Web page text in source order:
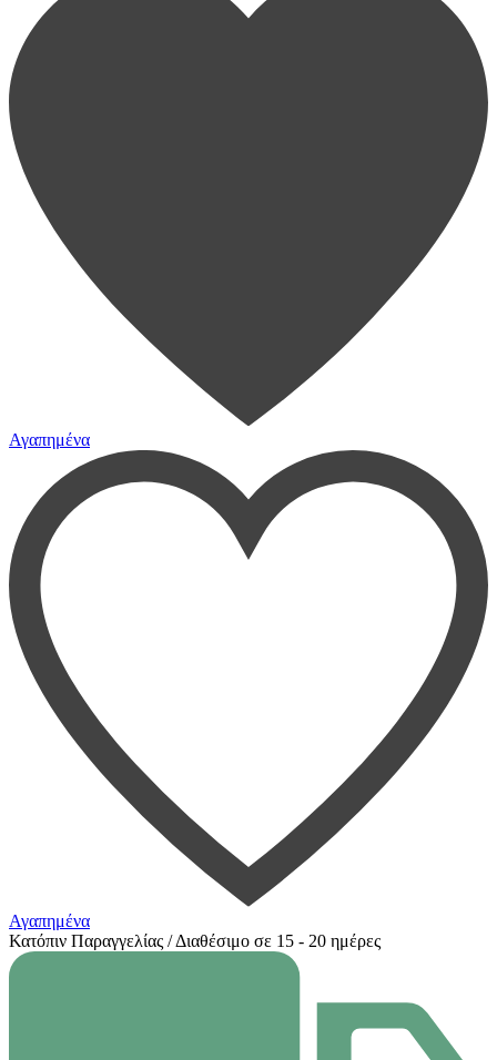
Αγαπημένα
Αγαπημένα
Κατόπιν Παραγγελίας / Διαθέσιμο σε 15 - 20 ημέρες